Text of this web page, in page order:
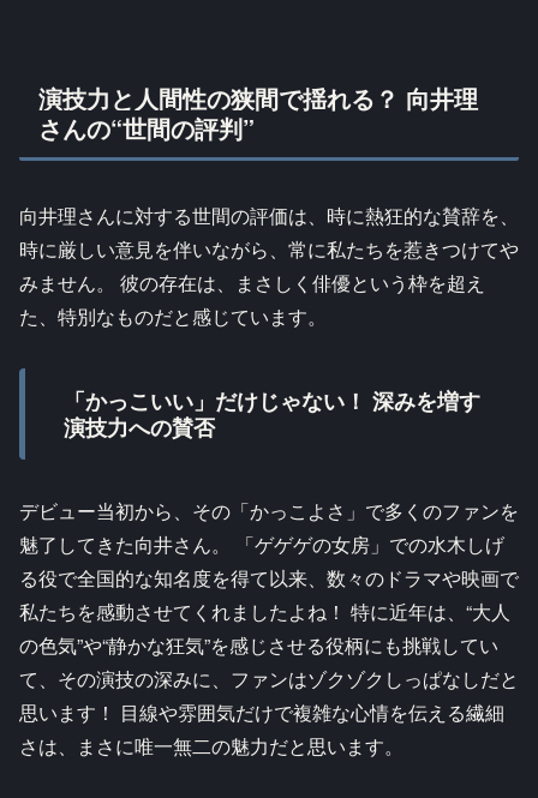
演技力と人間性の狭間で揺れる？ 向井理
さんの“世間の評判”
向井理さんに対する世間の評価は、時に熱狂的な賛辞を、
時に厳しい意見を伴いながら、常に私たちを惹きつけてや
みません。 彼の存在は、まさしく俳優という枠を超え
た、特別なものだと感じています。
「かっこいい」だけじゃない！ 深みを増す
演技力への賛否
デビュー当初から、その「かっこよさ」で多くのファンを
魅了してきた向井さん。 「ゲゲゲの女房」での水木しげ
る役で全国的な知名度を得て以来、数々のドラマや映画で
私たちを感動させてくれましたよね！ 特に近年は、“大人
の色気”や“静かな狂気”を感じさせる役柄にも挑戦してい
て、その演技の深みに、ファンはゾクゾクしっぱなしだと
思います！ 目線や雰囲気だけで複雑な心情を伝える繊細
さは、まさに唯一無二の魅力だと思います。